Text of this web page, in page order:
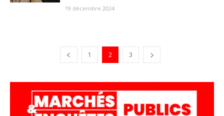
19 décembre 2024
1 2 3